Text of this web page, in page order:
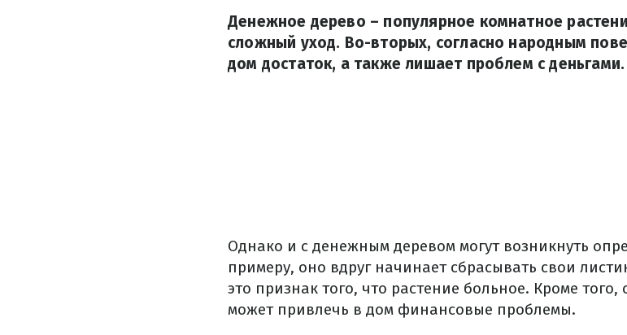
Денежное дерево – популярное комнатное
сложный уход. Во-вторых, согласно народным
дом достаток, а также лишает проблем с деньгами.
Однако и с денежным деревом могут возникнуть
примеру, оно вдруг начинает сбрасывать свои
это признак того, что растение больное. Кроме
может привлечь в дом финансовые проблемы.